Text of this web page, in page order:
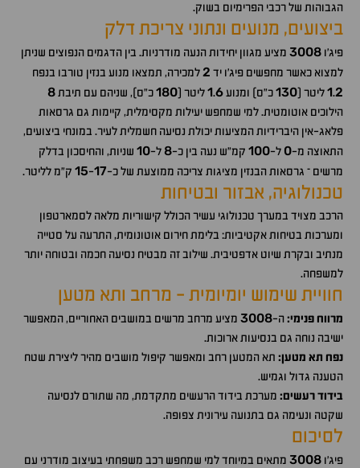
הגבוהות של רכבי הפרימיום בשוק.
ביצועים, מנועים ונתוני צריכת דלק
פיג'ו 3008 מציע מגוון יחידות הנעה מודרניות. בין הדגמים הנפוצים שניתן
למצוא כאשר מחפשים פיג'ו יד 2למכירה, תמצאו מנוע בנזין טורבו בנפח
1.2 ליטר (130כ"ס) ומנוע 1.6 ליטר (180כ"ס), שניהם עם תיבת8
הילוכים אוטומטית. למי שמחפש יעילות מקסימלית, קיימות גם גרסאות
פלאג-אין היברידיות המציעות יכולת נסיעה חשמלית לעיר. במונחי ביצועים,
התאוצה מ-0 ל-100 קמ"ש נעה בין כ-8ל-10 שניות, והחיסכון בדלק
מרשים – גרסאות הבנזין מציגות צריכה ממוצעת של כ-
15-17 ק"מ לליטר.
טכנולוגיה, אבזור ובטיחות
הרכב מצויד במערך טכנולוגי עשיר הכולל קישוריות מלאה לסמארטפון
ומערכות בטיחות אקטיביות: בלימת חירום אוטונומית, התרעה על סטייה
מנתיב ובקרת שיוט אדפטיבית. שילוב זה מבטיח נסיעה חכמה ובטוחה יותר
למשפחה.
חוויית שימוש יומיומית - מרחב ותא מטען
מרווח פנימי:ה-3008 מציע מרחב מרשים במושבים האחוריים, המאפשר
ישיבה נוחה גם בנסיעות ארוכות.
נפח תא מטען: תא המטען רחב ומאפשר קיפול מושבים מהיר ליצירת שטח
הטענה גדול וגמיש.
בידוד רעשים: מערכת בידוד הרעשים מתקדמת, מה שתורם לנסיעה
שקטה ונעימה גם בתנועה עירונית צפופה.
לסיכום
פיג'ו 3008 מתאים במיוחד למי שמחפש רכב משפחתי בעיצוב מודרני עם